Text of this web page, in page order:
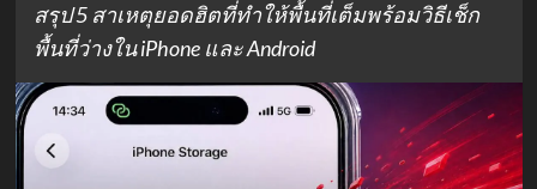
สรุป 5 สาเหตุยอดฮิตที่ทำให้พื้นที่เต็มพร้อมวิธีเช็ก
พื้นที่ว่างใน iPhone และ Android